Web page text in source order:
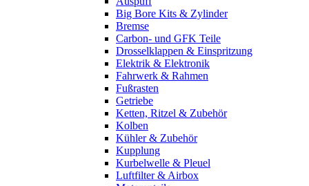
Big Bore Kits & Zylinder
Bremse
Carbon- und GFK Teile
Drosselklappen & Einspritzung
Elektrik & Elektronik
Fahrwerk & Rahmen
Fußrasten
Getriebe
Ketten, Ritzel & Zubehör
Kolben
Kühler & Zubehör
Kupplung
Kurbelwelle & Pleuel
Luftfilter & Airbox